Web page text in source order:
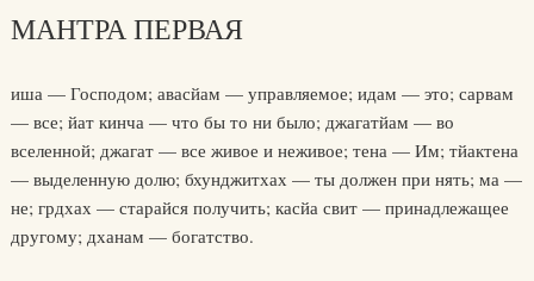
МАНТРА ПЕРВАЯ
иша — Господом; авасйам — управляемое; идам — это; сарвам
— все; йат кинча — что бы то ни было; джагатйам — во
вселенной; джагат — все живое и неживое; тена — Им; тйактена
— выделенную долю; бхунджитхах — ты должен при нять; ма —
не; грдхах — старайся получить; касйа свит — принадлежащее
другому; дханам — богатство.